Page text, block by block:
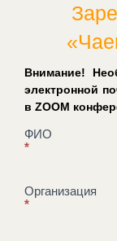
Внимание!
электронной
в ZOOM
на
у
классиков»
ФИО
*
Организация
*